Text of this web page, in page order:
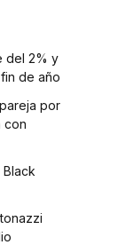
del 2% y
de año
por
con